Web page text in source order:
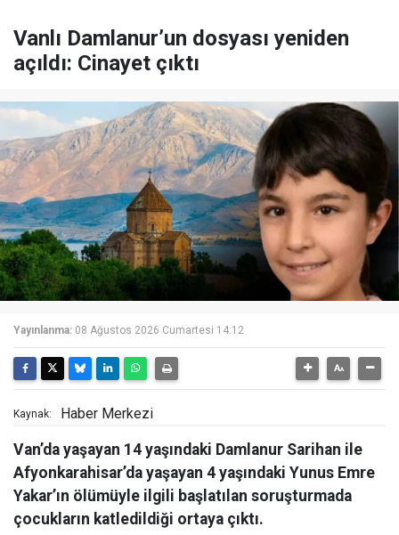
Vanlı Damlanur’un dosyası yeniden
açıldı: Cinayet çıktı
Yayınlanma: 08 Ağustos 2026 Cumartesi 14:12
Kaynak: Haber Merkezi
Van’da yaşayan 14 yaşındaki Damlanur Sarihan ile
Afyonkarahisar’da yaşayan 4 yaşındaki Yunus Emre
Yakar’ın ölümüyle ilgili başlatılan soruşturmada
çocukların katledildiği ortaya çıktı.